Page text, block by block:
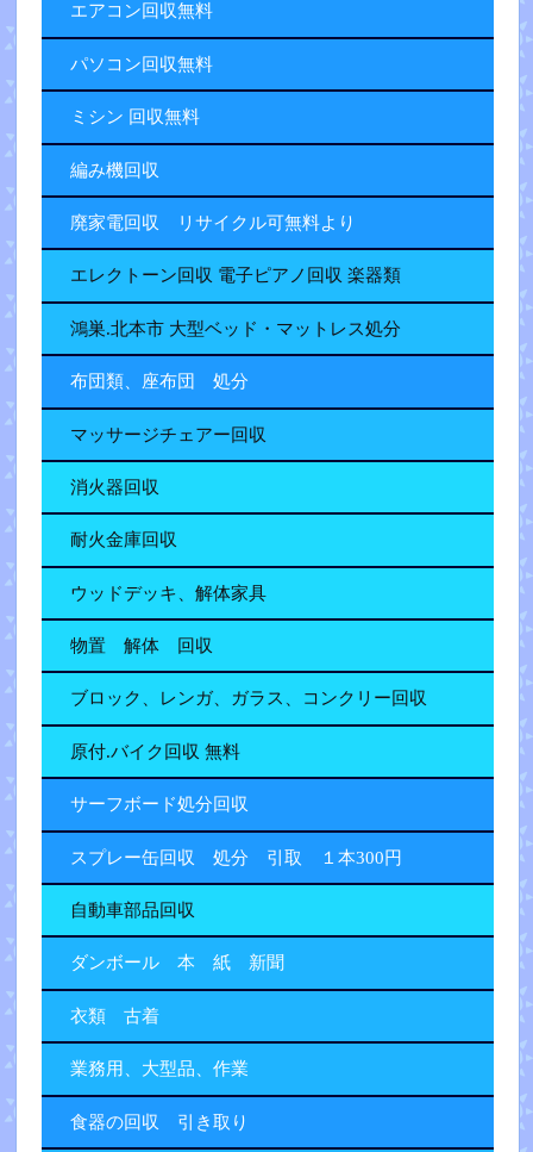
エアコン回収無料
パソコン回収無料
ミシン 回収無料
編み機回収
廃家電回収 リサイクル可無料より
エレクトーン回収 電子ピアノ回収 楽器類
鴻巣.北本市 大型ベッド・マットレス処分
布団類、座布団 処分
マッサージチェアー回収
消火器回収
耐火金庫回収
ウッドデッキ、解体家具
物置 解体 回収
ブロック、レンガ、ガラス、コンクリー回収
原付.バイク回収 無料
サーフボード処分回収
スプレー缶回収 処分 引取 １本300円
自動車部品回収
ダンボール 本 紙 新聞
衣類 古着
業務用、大型品、作業
食器の回収 引き取り